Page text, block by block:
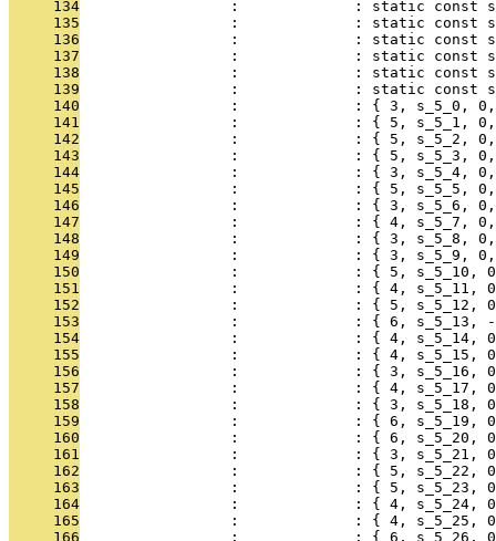
     134
:             : static const
     135
:             : static const
     136
:             : static const
     137
:             : static const
     138
:             : static const
     139
:             : static const
     140
:             : { 3, s_5_0,
     141
:             : { 5, s_5_1,
     142
:             : { 5, s_5_2,
     143
:             : { 5, s_5_3,
     144
:             : { 3, s_5_4,
     145
:             : { 5, s_5_5,
     146
:             : { 3, s_5_6,
     147
:             : { 4, s_5_7,
     148
:             : { 3, s_5_8,
     149
:             : { 3, s_5_9,
     150
:             : { 5, s_5_10,
     151
:             : { 4, s_5_11,
     152
:             : { 5, s_5_12,
     153
:             : { 6, s_5_13,
     154
:             : { 4, s_5_14,
     155
:             : { 4, s_5_15,
     156
:             : { 3, s_5_16,
     157
:             : { 4, s_5_17,
     158
:             : { 3, s_5_18,
     159
:             : { 6, s_5_19,
     160
:             : { 6, s_5_20,
     161
:             : { 3, s_5_21,
     162
:             : { 5, s_5_22,
     163
:             : { 5, s_5_23,
     164
:             : { 4, s_5_24,
     165
:             : { 4, s_5_25,
     166
:             : { 6, s_5_26,